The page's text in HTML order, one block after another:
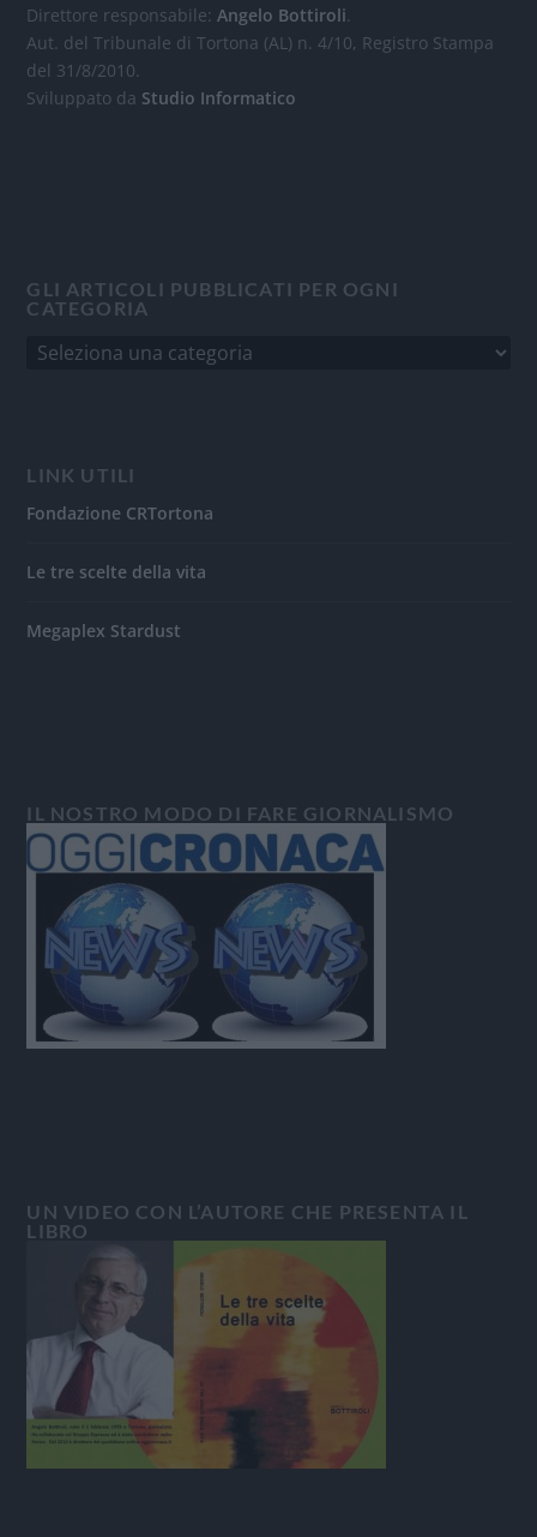
Direttore responsabile:Angelo Bottiroli
Aut. del Tribunale di Tortona (AL) n. 4/10, Registro Stampa
del 31/8/2010.
Sviluppato da Studio Informatico
GLI ARTICOLI PUBBLICATI PER OGNI
CATEGORIA
LINK UTILI
Fondazione CRTortona
Le tre scelte della vita
Megaplex Stardust
IL NOSTRO MODO DI FARE GIORNALISMO
UN VIDEO CON L’AUTORE CHE PRESENTA IL
LIBRO